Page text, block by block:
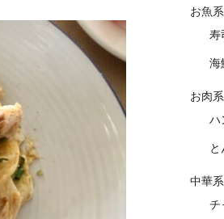
お魚系
寿
海
お肉系
ハ
と
中華系
チ